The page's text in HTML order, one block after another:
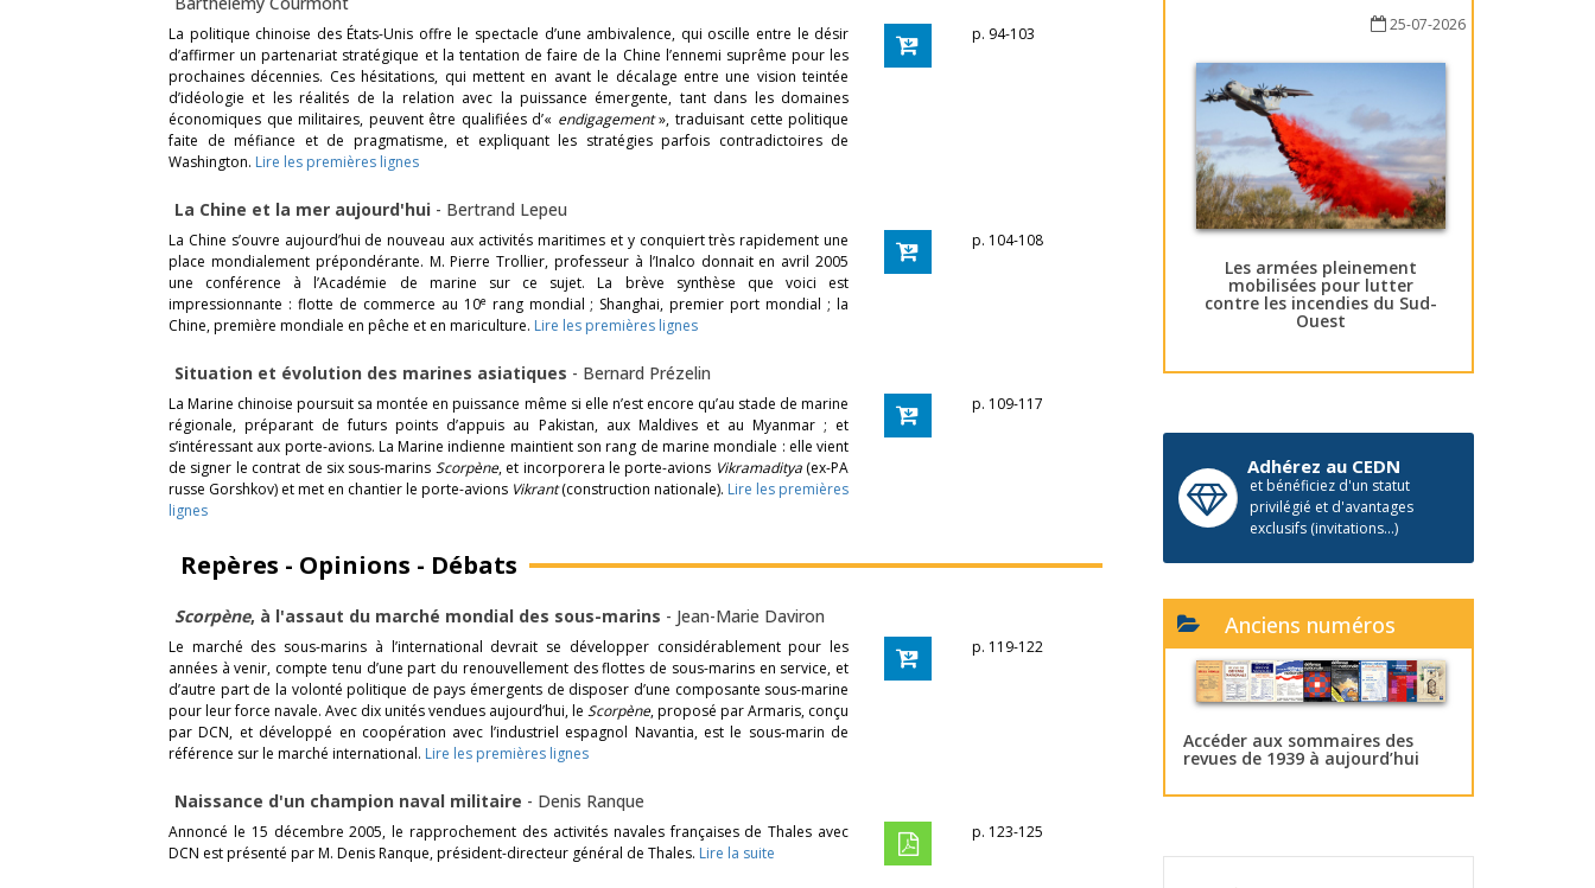
La politique chinoise des États-Unis offre le spectacle d’une ambivalence, qui oscille entre le désir
d’affirmer un partenariat stratégique et la tentation de faire de la Chine l’ennemi suprême pour les
prochaines décennies. Ces hésitations, qui mettent en avant le décalage entre une vision teintée
d’idéologie et les réalités de la relation avec la puissance émergente, tant dans les domaines
économiques que militaires, peuvent être qualifiées d’« endigagement», traduisant cette politique
faite de méfiance et de pragmatisme, et expliquant les stratégies parfois contradictoires de
Washington. Lire les premières lignes
p. 94-103
La Chine et la mer aujourd'hui - Bertrand Lepeu
La Chine s’ouvre aujourd’hui de nouveau aux activités maritimes et y conquiert très rapidement une
place mondialement prépondérante. M. Pierre Trollier, professeur à l’Inalco donnait en avril 2005
une conférence à l’Académie de marine sur ce sujet. La brève synthèse que voici est
impressionnante : flotte de commerce au 10erang mondial ; Shanghai, premier port mondial ; la
Chine, première mondiale en pêche et en mariculture. Lire les premières lignes
p. 104-108
Situation et évolution des marines asiatiques - Bernard Prézelin
La Marine chinoise poursuit sa montée en puissance même si elle n’est encore qu’au stade de marine
régionale, préparant de futurs points d’appuis au Pakistan, aux Maldives et au Myanmar ; et
s’intéressant aux porte-avions. La Marine indienne maintient son rang de marine mondiale : elle vient
de signer le contrat de six sous-marins Scorpène, et incorporera le porte-avions Vikramaditya(ex-PA
russe Gorshkov) et met en chantier le porte-avions Vikrant(construction nationale). Lire les premières
lignes
p. 109-117
Repères - Opinions - Débats
Scorpène, à l'assaut du marché mondial des sous-marins - Jean-Marie Daviron
Le marché des sous-marins à l’international devrait se développer considérablement pour les
années à venir, compte tenu d’une part du renouvellement des flottes de sous-marins en service, et
d’autre part de la volonté politique de pays émergents de disposer d’une composante sous-marine
pour leur force navale. Avec dix unités vendues aujourd’hui, leScorpène, proposé par Armaris, conçu
par DCN, et développé en coopération avec l’industriel espagnol Navantia, est le sous-marin de
référence sur le marché international. Lire les premières lignes
p. 119-122
Naissance d'un champion naval militaire - Denis Ranque
Annoncé le 15 décembre 2005, le rapprochement des activités navales françaises de Thales avec
DCN est présenté par M. Denis Ranque, président-directeur général de Thales. Lire la suite
p. 123-125
25-07-2026
Les armées pleinement
mobilisées pour lutter
contre les incendies du Sud-
Ouest
Adhérez au CEDN
et bénéficiez d'un statut
privilégié et d'avantages
exclusifs (invitations...)
Anciens numéros
Accéder aux sommaires des
revues de 1939 à aujourd’hui